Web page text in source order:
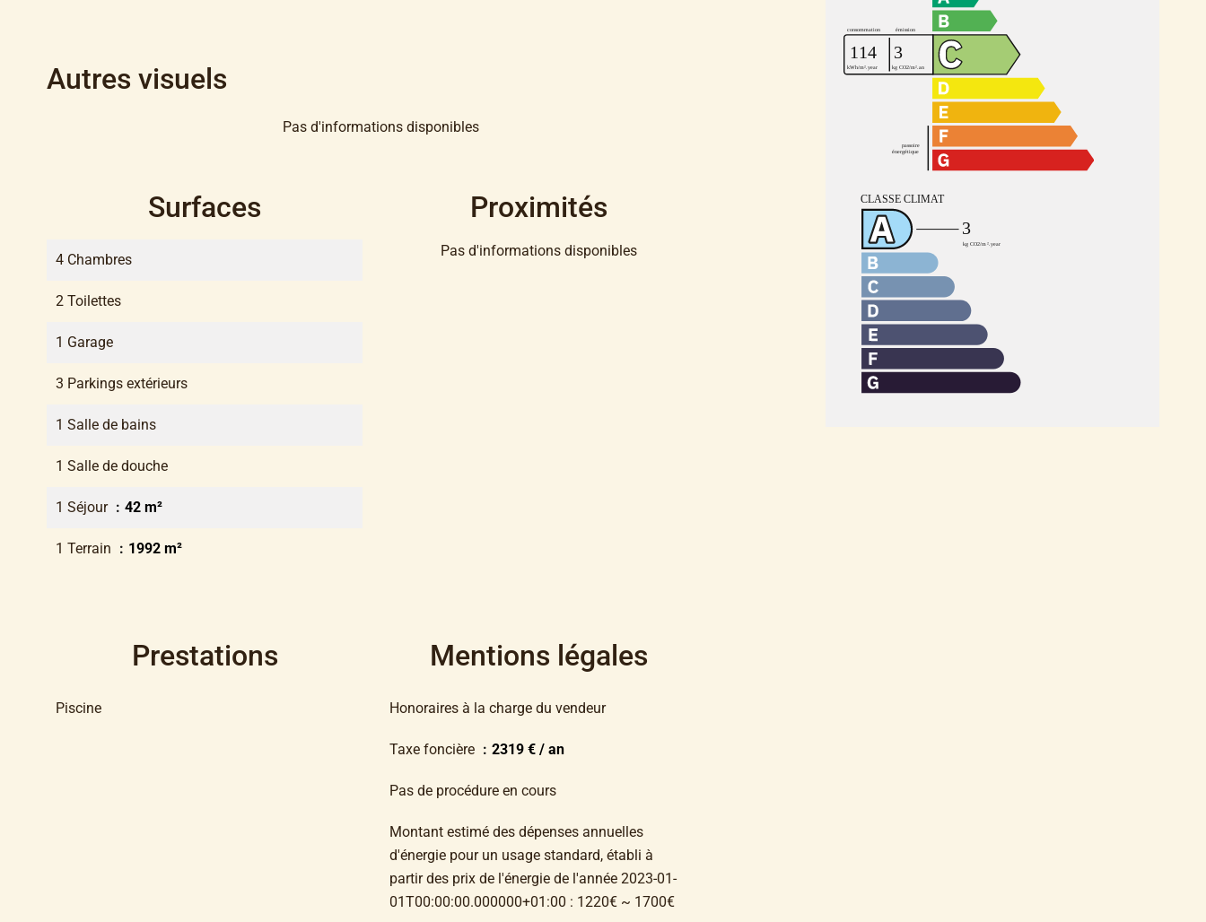
Autres visuels
Pas d'informations disponibles
Surfaces
4 Chambres
2 Toilettes
1 Garage
3 Parkings extérieurs
1 Salle de bains
1 Salle de douche
1 Séjour 42 m²
1 Terrain 1992 m²
Proximités
Pas d'informations disponibles
Prestations
Piscine
Mentions légales
Honoraires à la charge du vendeur
Taxe foncière 2319 € / an
Pas de procédure en cours
Montant estimé des dépenses annuelles
d'énergie pour un usage standard, établi à
partir des prix de l'énergie de l'année 2023-01-
01T00:00:00.000000+01:00 : 1220€ ~ 1700€